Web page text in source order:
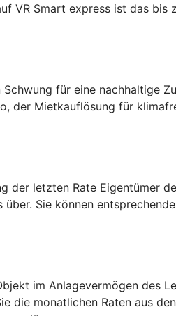
VR Smart express ist das bis
Schwung für eine nachhaltige
der Mietkauflösung für
der letzten Rate Eigentümer
über. Sie können
im Anlagevermögen des
die monatlichen Raten aus